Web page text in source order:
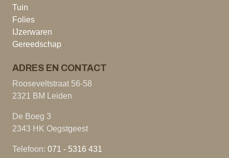
Tuin
Folies
IJzerwaren
Gereedschap
ADRES EN CONTACT
Rooseveltstraat 56-58
2321 BM Leiden
De Boeg 3
2343 HK Oegstgeest
Telefoon: 071 - 5316 431